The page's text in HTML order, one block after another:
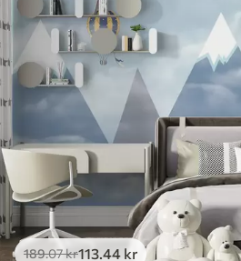
189.07kr113 .44 kr